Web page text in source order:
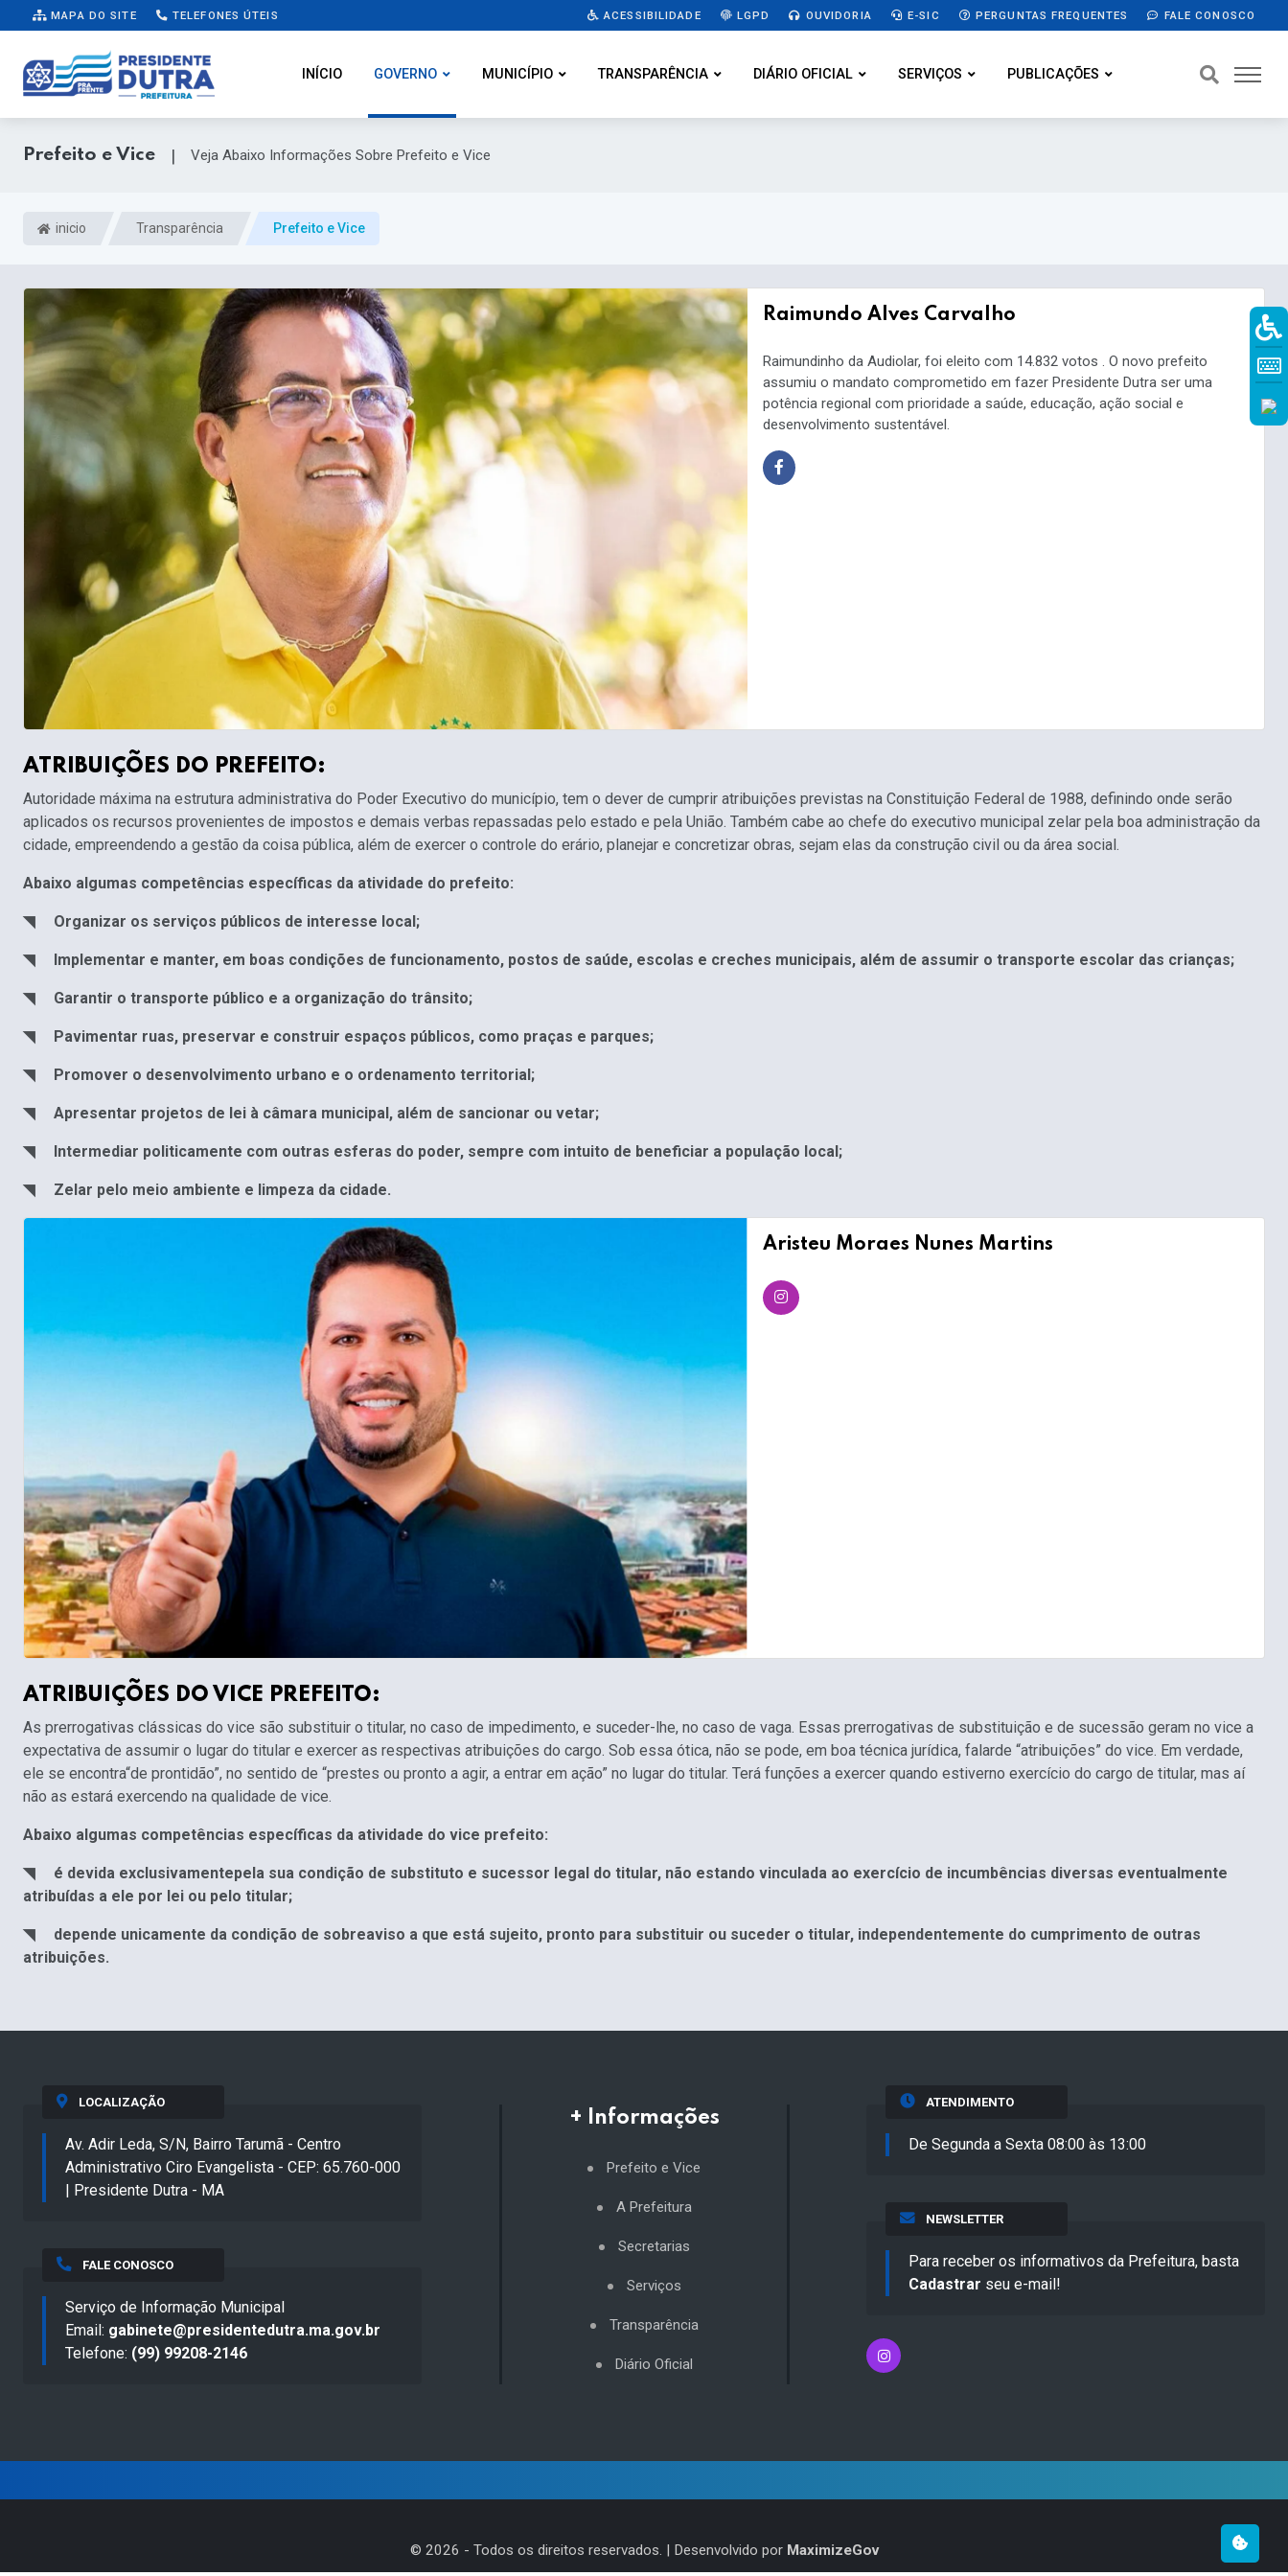
MAPA DO SITE TELEFONES ÚTEIS ACESSIBILIDADE LGPD OUVIDORIA E-SIC PERGUNTAS FREQUENTES FALE CONOSCO
INÍCIO GOVERNO MUNICÍPIO TRANSPARÊNCIA DIÁRIO OFICIAL SERVIÇOS PUBLICAÇÕES
Prefeito e Vice | Veja Abaixo Informações Sobre Prefeito e Vice
inicio Transparência Prefeito e Vice
Raimundo Alves Carvalho
Raimundinho da Audiolar, foi eleito com 14.832 votos . O novo prefeito
assumiu o mandato comprometido em fazer Presidente Dutra ser uma
potência regional com prioridade a saúde, educação, ação social e
desenvolvimento sustentável.
ATRIBUIÇÕES DO PREFEITO:
Autoridade máxima na estrutura administrativa do Poder Executivo do município, tem o dever de cumprir atribuições previstas na Constituição Federal de 1988, definindo onde serão
aplicados os recursos provenientes de impostos e demais verbas repassadas pelo estado e pela União. Também cabe ao chefe do executivo municipal zelar pela boa administração da
cidade, empreendendo a gestão da coisa pública, além de exercer o controle do erário, planejar e concretizar obras, sejam elas da construção civil ou da área social.
Abaixo algumas competências específicas da atividade do prefeito:
◥ Organizar os serviços públicos de interesse local;
◥ Implementar e manter, em boas condições de funcionamento, postos de saúde, escolas e creches municipais, além de assumir o transporte escolar das crianças;
◥ Garantir o transporte público e a organização do trânsito;
◥ Pavimentar ruas, preservar e construir espaços públicos, como praças e parques;
◥ Promover o desenvolvimento urbano e o ordenamento territorial;
◥ Apresentar projetos de lei à câmara municipal, além de sancionar ou vetar;
◥ Intermediar politicamente com outras esferas do poder, sempre com intuito de beneficiar a população local;
◥ Zelar pelo meio ambiente e limpeza da cidade.
Aristeu Moraes Nunes Martins
ATRIBUIÇÕES DO VICE PREFEITO:
As prerrogativas clássicas do vice são substituir o titular, no caso de impedimento, e suceder-lhe, no caso de vaga. Essas prerrogativas de substituição e de sucessão geram no vice a
expectativa de assumir o lugar do titular e exercer as respectivas atribuições do cargo. Sob essa ótica, não se pode, em boa técnica jurídica, falarde “atribuições” do vice. Em verdade,
ele se encontra“de prontidão”, no sentido de “prestes ou pronto a agir, a entrar em ação” no lugar do titular. Terá funções a exercer quando estiverno exercício do cargo de titular, mas aí
não as estará exercendo na qualidade de vice.
Abaixo algumas competências específicas da atividade do vice prefeito:
◥ é devida exclusivamentepela sua condição de substituto e sucessor legal do titular, não estando vinculada ao exercício de incumbências diversas eventualmente
atribuídas a ele por lei ou pelo titular;
◥ depende unicamente da condição de sobreaviso a que está sujeito, pronto para substituir ou suceder o titular, independentemente do cumprimento de outras
atribuições.
LOCALIZAÇÃO
Av. Adir Leda, S/N, Bairro Tarumã - Centro
Administrativo Ciro Evangelista - CEP: 65.760-000
| Presidente Dutra - MA
FALE CONOSCO
Serviço de Informação Municipal
Email: gabinete@presidentedutra.ma.gov.br
Telefone: (99) 99208-2146
+ Informações
Prefeito e Vice
A Prefeitura
Secretarias
Serviços
Transparência
Diário Oficial
ATENDIMENTO
De Segunda a Sexta 08:00 às 13:00
NEWSLETTER
Para receber os informativos da Prefeitura, basta
Cadastrar seu e-mail!
© 2026 - Todos os direitos reservados. | Desenvolvido por MaximizeGov